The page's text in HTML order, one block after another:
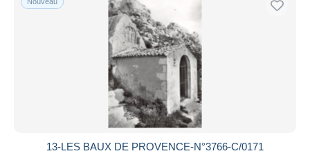
13-LES BAUX DE PROVENCE-N°3766-C/0171